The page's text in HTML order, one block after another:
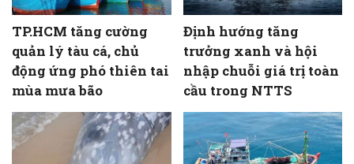
TP.HCM tăng cường
quản lý tàu cá, chủ
động ứng phó thiên tai
mùa mưa bão
Định hướng tăng
trưởng xanh và hội
nhập chuỗi giá trị toàn
cầu trong NTTS